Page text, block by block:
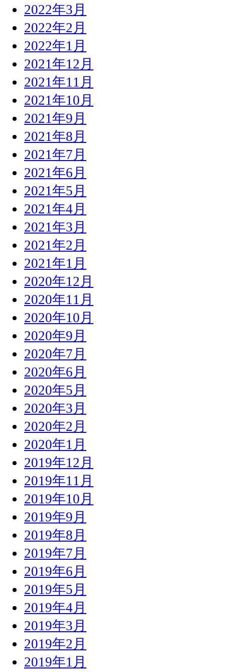
2022年3月
2022年2月
2022年1月
2021年12月
2021年11月
2021年10月
2021年9月
2021年8月
2021年7月
2021年6月
2021年5月
2021年4月
2021年3月
2021年2月
2021年1月
2020年12月
2020年11月
2020年10月
2020年9月
2020年7月
2020年6月
2020年5月
2020年3月
2020年2月
2020年1月
2019年12月
2019年11月
2019年10月
2019年9月
2019年8月
2019年7月
2019年6月
2019年5月
2019年4月
2019年3月
2019年2月
2019年1月